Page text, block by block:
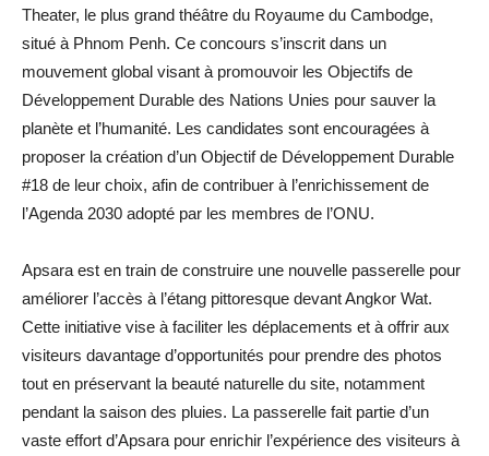
Theater, le plus grand théâtre du Royaume du Cambodge,
situé à Phnom Penh. Ce concours s’inscrit dans un
mouvement global visant à promouvoir les Objectifs de
Développement Durable des Nations Unies pour sauver la
planète et l’humanité. Les candidates sont encouragées à
proposer la création d’un Objectif de Développement Durable
#18 de leur choix, afin de contribuer à l’enrichissement de
l’Agenda 2030 adopté par les membres de l’ONU.
Apsara est en train de construire une nouvelle passerelle pour
améliorer l’accès à l’étang pittoresque devant Angkor Wat.
Cette initiative vise à faciliter les déplacements et à offrir aux
visiteurs davantage d’opportunités pour prendre des photos
tout en préservant la beauté naturelle du site, notamment
pendant la saison des pluies. La passerelle fait partie d’un
vaste effort d’Apsara pour enrichir l’expérience des visiteurs à